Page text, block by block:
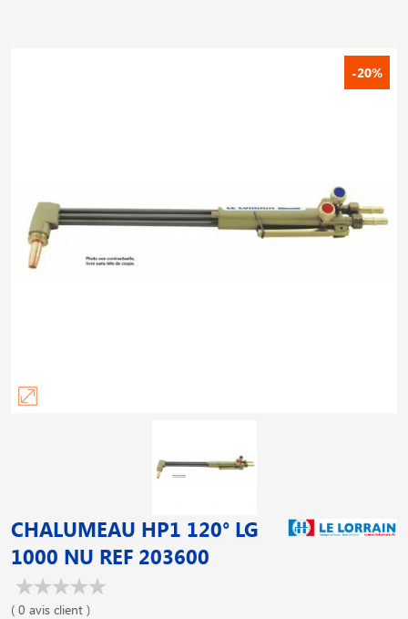
-20%
CHALUMEAU HP1 120° LG
1000 NU REF 203600
( 0 avis client )